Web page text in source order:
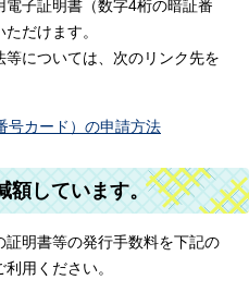
子証明書（数字4桁の暗証番
だけます。
については、次のリンク先を
号カード）の申請方法
額しています。
明書等の発行手数料を下記の
用ください。